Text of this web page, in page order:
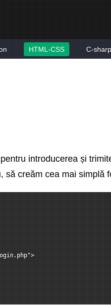
HTML-CSS C-sharp
introducerea și
să creăm cea mai simplă